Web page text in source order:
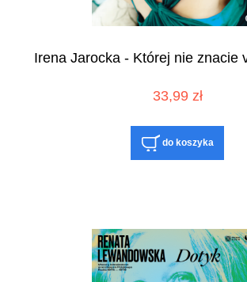
Irena Jarocka - Której nie znacie
33,99 zł
do koszyka